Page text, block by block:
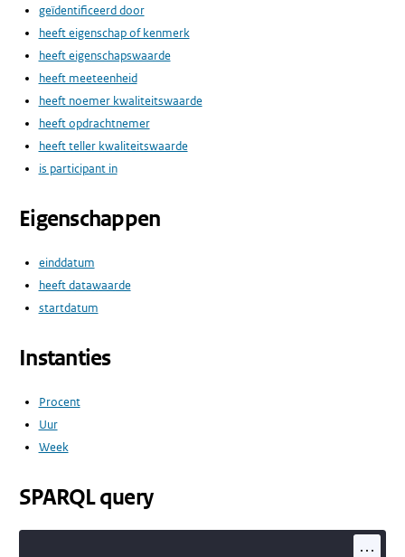
geïdentificeerd door
heeft eigenschap of kenmerk
heeft eigenschapswaarde
heeft meeteenheid
heeft noemer kwaliteitswaarde
heeft opdrachtnemer
heeft teller kwaliteitswaarde
is participant in
Eigenschappen
einddatum
heeft datawaarde
startdatum
Instanties
Procent
Uur
Week
SPARQL query
...